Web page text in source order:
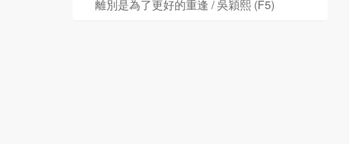
離別是為了更好的重逢 / 吳穎熙 (F5)